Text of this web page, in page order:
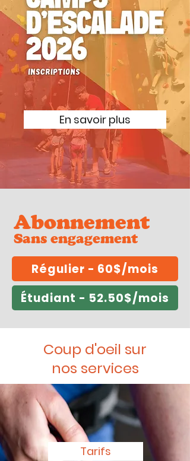
En savoir plus
Abonnement
Sans engagement
Régulier - 60$/mois
Étudiant - 52.50$/mois
Coup d'oeil sur
nos services
Tarifs